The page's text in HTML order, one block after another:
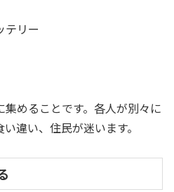
テリー
めることです。各人が別々に
違い、住民が迷います。